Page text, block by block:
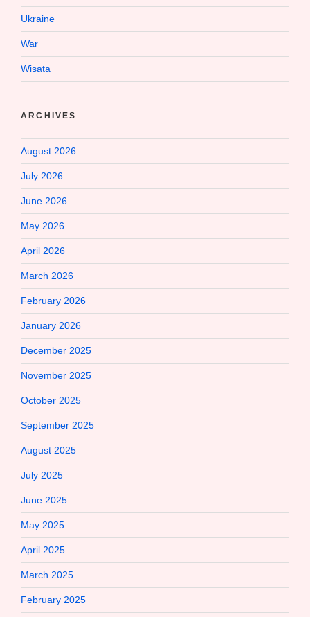
Ukraine
War
Wisata
ARCHIVES
August 2026
July 2026
June 2026
May 2026
April 2026
March 2026
February 2026
January 2026
December 2025
November 2025
October 2025
September 2025
August 2025
July 2025
June 2025
May 2025
April 2025
March 2025
February 2025